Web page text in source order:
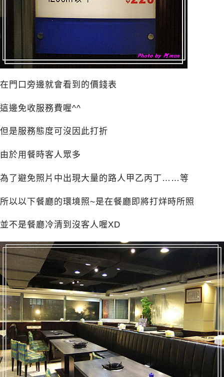
在門口旁邊就會看到的價錢表
這邊免收服務費喔^^
但是服務態度可沒因此打折
由於用餐時客人眾多
為了避免照片中出現大量的路人甲乙丙丁……等
所以以下餐廳的環境照~是在餐廳即將打烊時所照
並不是餐廳冷清到沒客人喔XD